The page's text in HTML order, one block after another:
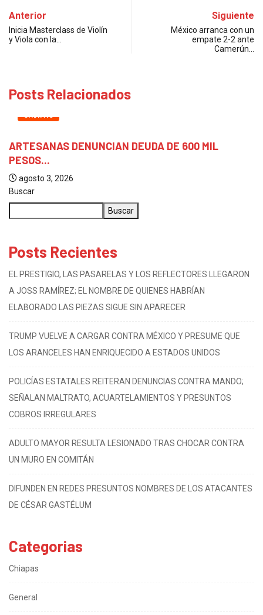
Anterior
Inicia Masterclass de Violín
y Viola con la…
Siguiente
México arranca con un
empate 2-2 ante
Camerún…
Posts Relacionados
CHIAPAS
ARTESANAS DENUNCIAN DEUDA DE 600 MIL
PESOS...
agosto 3, 2026
Buscar
Buscar
Posts Recientes
EL PRESTIGIO, LAS PASARELAS Y LOS REFLECTORES LLEGARON
A JOSS RAMÍREZ; EL NOMBRE DE QUIENES HABRÍAN
ELABORADO LAS PIEZAS SIGUE SIN APARECER
TRUMP VUELVE A CARGAR CONTRA MÉXICO Y PRESUME QUE
LOS ARANCELES HAN ENRIQUECIDO A ESTADOS UNIDOS
POLICÍAS ESTATALES REITERAN DENUNCIAS CONTRA MANDO;
SEÑALAN MALTRATO, ACUARTELAMIENTOS Y PRESUNTOS
COBROS IRREGULARES
ADULTO MAYOR RESULTA LESIONADO TRAS CHOCAR CONTRA
UN MURO EN COMITÁN
DIFUNDEN EN REDES PRESUNTOS NOMBRES DE LOS ATACANTES
DE CÉSAR GASTÉLUM
Categorias
Chiapas
General